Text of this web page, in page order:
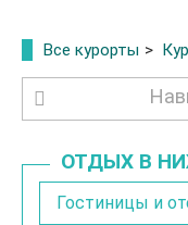
Все курорты >
ОТДЫХ В
Гостиницы и